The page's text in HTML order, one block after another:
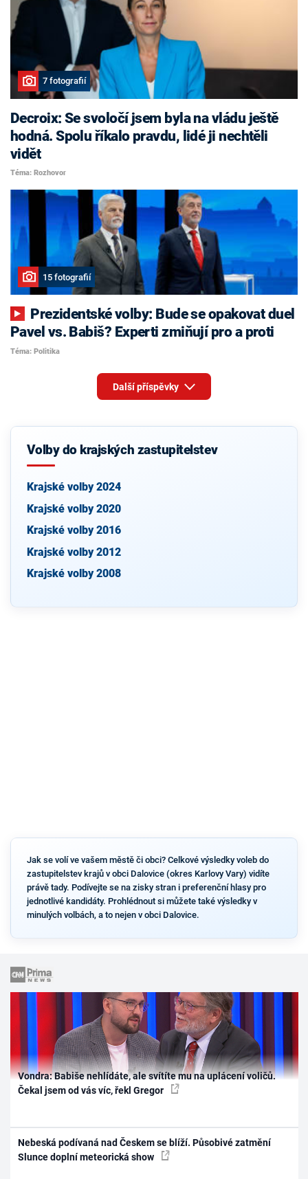
7 fotografií
Decroix: Se svoločí jsem byla na vládu ještě
hodná. Spolu říkalo pravdu, lidé ji nechtěli
vidět
Téma: Rozhovor
15 fotografií
Pavel vs. Babiš? Experti zmiňují pro a proti
Téma: Politika
Další příspěvky
Volby do krajských zastupitelstev
Krajské volby 2024
Krajské volby 2020
Krajské volby 2016
Krajské volby 2012
Krajské volby 2008
Jak se volí ve vašem městě či obci? Celkové výsledky voleb do
zastupitelstev krajů v obci Dalovice (okres Karlovy Vary) vidíte
právě tady. Podívejte se na zisky stran i preferenční hlasy pro
jednotlivé kandidáty. Prohlédnout si můžete také výsledky v
minulých volbách, a to nejen v obci Dalovice.
Vondra: Babiše nehlídáte, ale svítíte mu na uplácení voličů.
Čekal jsem od vás víc, řekl Gregor
Nebeská podívaná nad Českem se blíží. Působivé zatmění
Slunce doplní meteorická show